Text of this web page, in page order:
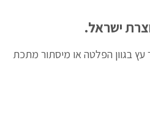
ישראל.
עץ בגוון הפלטה או מיסתור מתכת